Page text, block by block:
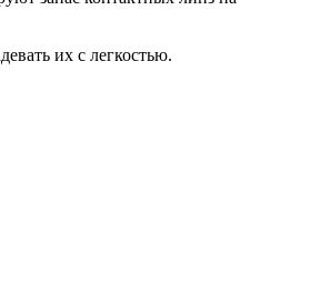
их с легкостью.